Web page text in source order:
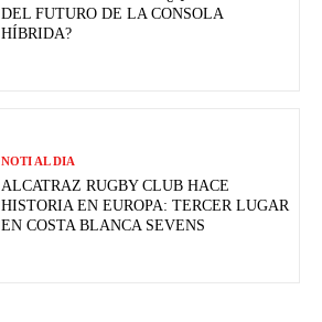
DEL FUTURO DE LA CONSOLA
HÍBRIDA?
NOTI AL DIA
ALCATRAZ RUGBY CLUB HACE
HISTORIA EN EUROPA: TERCER LUGAR
EN COSTA BLANCA SEVENS